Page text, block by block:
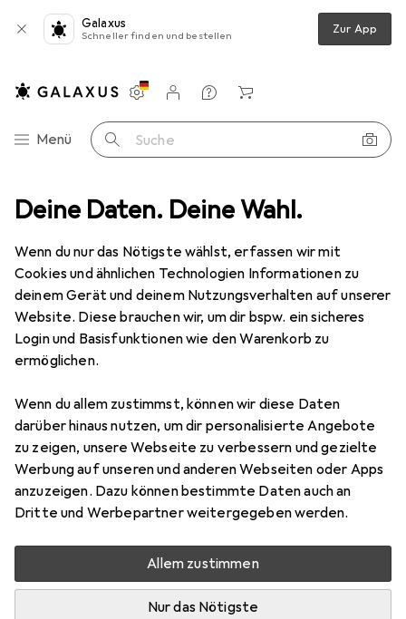
Deine Daten. Deine Wahl.
Wenn du nur das Nötigste wählst, erfassen wir mit
Cookies und ähnlichen Technologien Informationen zu
deinem Gerät und deinem Nutzungsverhalten auf unserer
Website. Diese brauchen wir, um dir bspw. ein sicheres
Login und Basisfunktionen wie den Warenkorb zu
ermöglichen.
Wenn du allem zustimmst, können wir diese Daten
darüber hinaus nutzen, um dir personalisierte Angebote
zu zeigen, unsere Webseite zu verbessern und gezielte
Werbung auf unseren und anderen Webseiten oder Apps
anzuzeigen. Dazu können bestimmte Daten auch an
Dritte und Werbepartner weitergegeben werden.
Allem zustimmen
Nur das Nötigste
Galaxus
Schneller finden und bestellen Zur App
Navigation nach Kategorien
Menü Suche
Einstellungen
Kundenkonto
Vergleichslisten
Merklisten
Warenkorb
permanent Produktbewertungen Funktioniert perfekt
bei 2 Stück
RavensburgerPuzzle-Conserver
permanent